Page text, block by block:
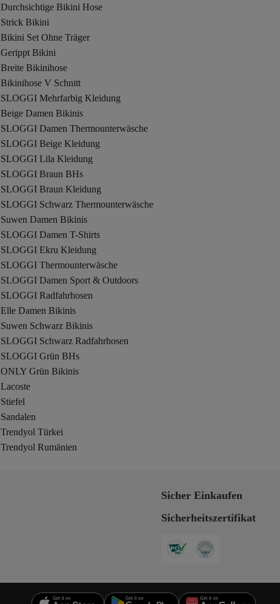
Durchsichtige Bikini Hose
Strick Bikini
Bikini Set Ohne Träger
Gerippt Bikini
Breite Bikinihose
Bikinihose V Schnitt
SLOGGI Mehrfarbig Kleidung
Beige Damen Bikinis
SLOGGI Damen Thermounterwäsche
SLOGGI Beige Kleidung
SLOGGI Lila Kleidung
SLOGGI Braun BHs
SLOGGI Braun Kleidung
SLOGGI Schwarz Thermounterwäsche
Suwen Damen Bikinis
SLOGGI Damen T-Shirts
SLOGGI Ekru Kleidung
SLOGGI Thermounterwäsche
SLOGGI Damen Sport & Outdoors
SLOGGI Radfahrhosen
Elle Damen Bikinis
Suwen Schwarz Bikinis
SLOGGI Schwarz Radfahrhosen
SLOGGI Grün BHs
ONLY Grün Bikinis
Lacoste
Stiefel
Sandalen
Trendyol Türkei
Trendyol Rumänien
Sicher Einkaufen
Sicherheitszertifikat